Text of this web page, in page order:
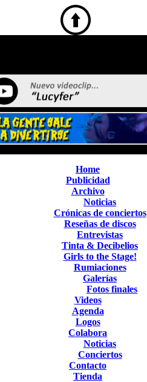
Home
Publicidad
Archivo
Noticias
Crónicas de conciertos
Reseñas de discos
Entrevistas
Tinta & Decibelios
Girls to the Stage!
Rumiaciones
Galerías
Fotos finales
Videos
Agenda
Logos
Colabora
Noticias
Conciertos
Contacto
Tienda